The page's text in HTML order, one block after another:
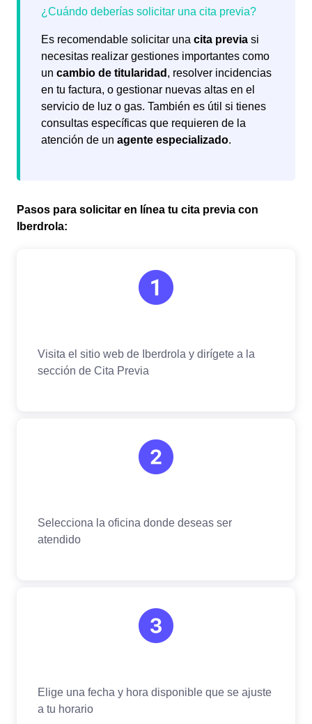
Es recomendable solicitar una cita previa si
necesitas realizar gestiones importantes como
un cambio de titularidad , resolver incidencias
en tu factura, o gestionar nuevas altas en el
servicio de luz o gas. También es útil si tienes
consultas específicas que requieren de la
atención de un agente especializado.
Pasos para solicitar en línea tu cita previa con
Iberdrola: